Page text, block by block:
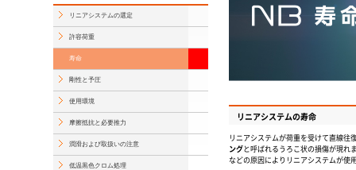
リニアシステムの選定
許容荷重
寿命
剛性と予圧
使用環境
摩擦抵抗と必要推力
潤滑および取扱いの注意
低温黒色クロム処理
リニアシステムの寿命
リニアシステムが荷重を受けて直線往
ングと呼ばれるうろこ状の損傷が現れ
などの原因によりリニアシステムが使